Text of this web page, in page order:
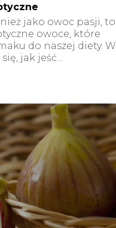
jako owoc pasji, to
owoce, które
do naszej diety. W
jak jeść...